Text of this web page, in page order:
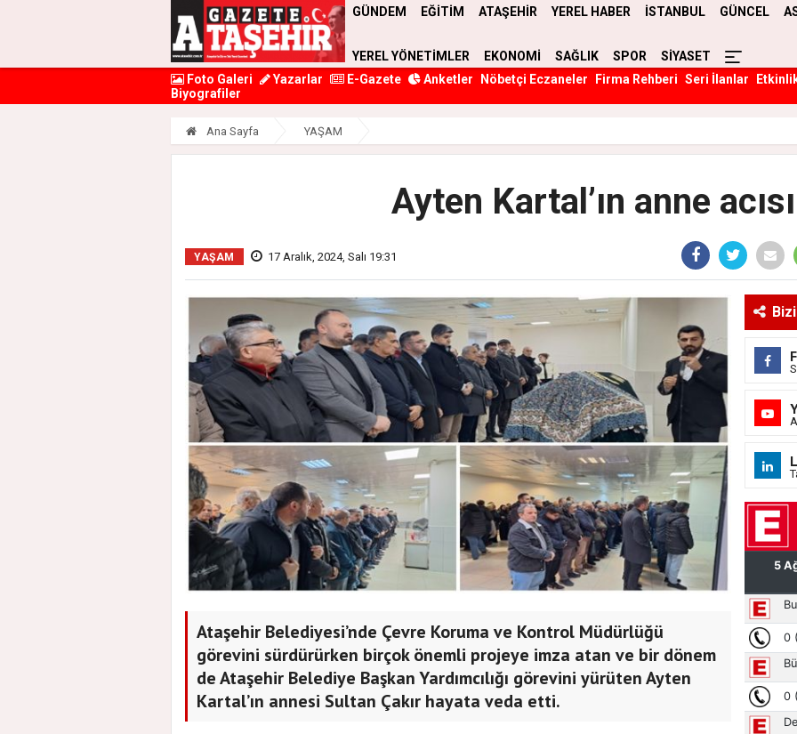
GÜNDEM EĞİTİM ATAŞEHİR YEREL HABER İSTANBUL GÜNCEL
YEREL YÖNETİMLER EKONOMİ SAĞLIK SPOR
SİYASET
Foto Galeri
Yazarlar E-Gazete Anketler Nöbetçi Eczaneler Firma Rehberi Seri İlanlar
Biyografiler
Ana Sayfa YAŞAM
Ayten Kartal’ın anne
YAŞAM 17 Aralık, 2024, Salı 19:31
Ataşehir Belediyesi’nde Çevre Koruma ve Kontrol Müdürlüğü
görevini sürdürürken birçok önemli projeye imza atan ve bir dönem
de Ataşehir Belediye Başkan Yardımcılığı görevini yürüten Ayten
Kartal’ın annesi Sultan Çakır hayata veda etti.